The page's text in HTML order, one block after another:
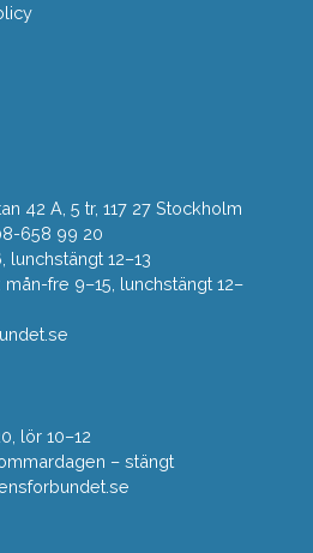
42 A, 5 tr, 117 27 Stockholm
658 99 20
lunchstängt 12–13
fre 9–15, lunchstängt 12–
lör 10–12
– stängt